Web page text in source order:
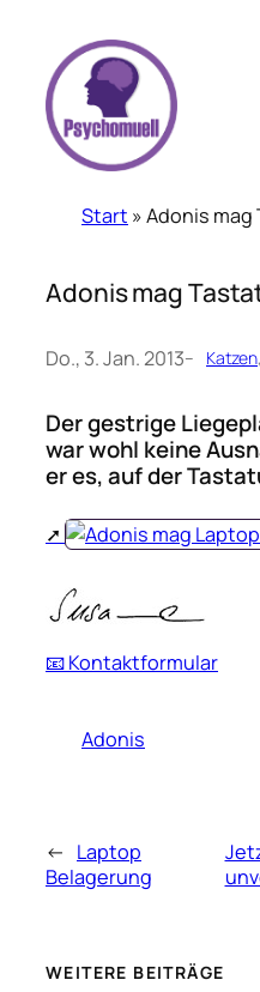
springen
Start »Adonis
Adonis mag
Do., 3. Jan. 2013– Katzen,
Der gestrige
war wohl keine
er es, auf der
📧 Kontaktformular
Adonis
← Laptop
Belagerung
WEITERE BEITRÄGE